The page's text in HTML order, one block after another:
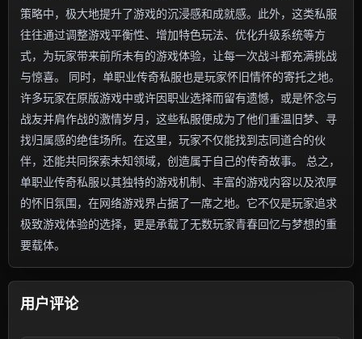
策略中，极大地提升了游戏的沉浸感和成就感。此外，这类私服
往往通过调整游戏平衡性、增加特色玩法、优化升级系统等方
式，为玩家带来前所未有的游戏体验，让每一次战斗都充满挑战
与惊喜。 同时，单职业传奇私服也是玩家怀旧情怀的寄托之地。
许多玩家在原版游戏中或许因职业选择而留有遗憾，或是怀念与
战友并肩作战的激情岁月，这些私服便成为了他们重温旧梦、寻
找归属感的绝佳场所。在这里，玩家不仅能找到志同道合的伙
伴，还能共同探索未知领域，创造属于自己的传奇故事。 总之，
单职业传奇私服以其独特的游戏机制、丰富的游戏内容以及浓厚
的怀旧氛围，在网络游戏界占据了一席之地。它不仅是玩家追求
极致游戏体验的选择，更是承载了无数玩家青春回忆与梦想的重
要载体。
用户评论